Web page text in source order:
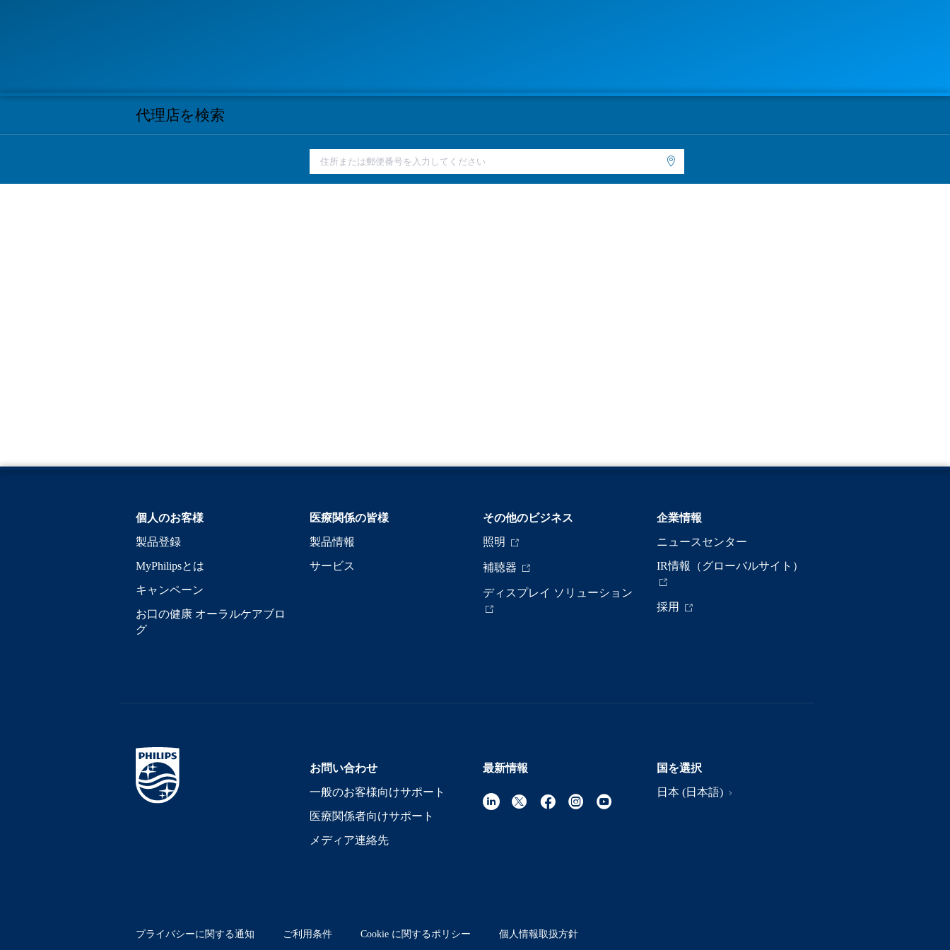
代理店を検索
個人のお客様
製品登録
MyPhilipsとは
キャンペーン
お口の健康 オーラルケアブロ
グ
医療関係の皆様
製品情報
サービス
その他のビジネス
照明
補聴器
ディスプレイ ソリューション
企業情報
ニュースセンター
IR情報（グローバルサイト）
採用
お問い合わせ
一般のお客様向けサポート
医療関係者向けサポート
メディア連絡先
最新情報
国を選択
日本 (日本語)
プライバシーに関する通知 ご利用条件 Cookie に関するポリシー 個人情報取扱方針